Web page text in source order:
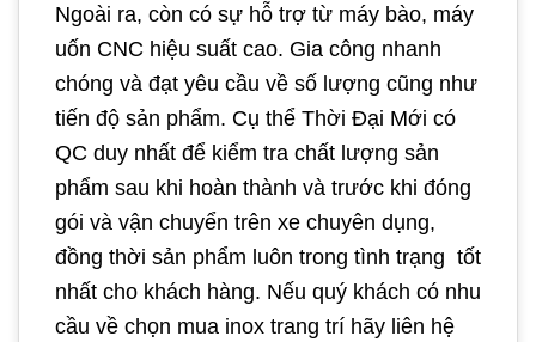
Ngoài ra, còn có sự hỗ trợ từ máy bào, máy
uốn CNC hiệu suất cao. Gia công nhanh
chóng và đạt yêu cầu về số lượng cũng như
tiến độ sản phẩm. Cụ thể Thời Đại Mới có
QC duy nhất để kiểm tra chất lượng sản
phẩm sau khi hoàn thành và trước khi đóng
gói và vận chuyển trên xe chuyên dụng,
đồng thời sản phẩm luôn trong tình trạng tốt
nhất cho khách hàng. Nếu quý khách có nhu
cầu về chọn mua inox trang trí hãy liên hệ